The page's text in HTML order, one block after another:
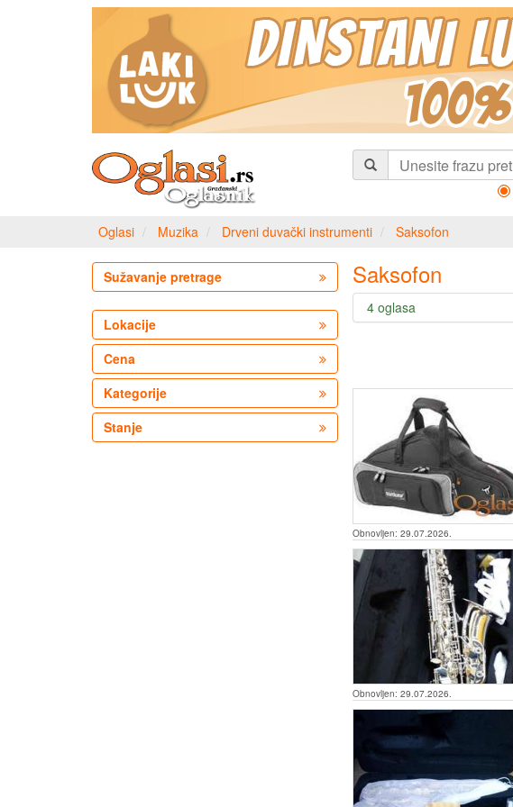
Oglasi Muzika Drveni duvački instrumenti Saksofon
Sužavanje pretrage
Lokacije
Cena
Kategorije
Stanje
Saksofon
4 oglasa
Obnovljen: 29.07.2026.
Obnovljen: 29.07.2026.